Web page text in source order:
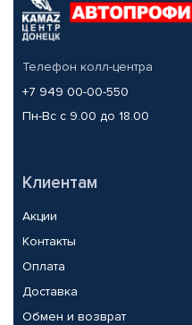
Телефон колл-центра
+7 949 00-00-550
Пн-Вс с 9.00 до 18.00
Клиентам
Акции
Контакты
Оплата
Доставка
Обмен и возврат